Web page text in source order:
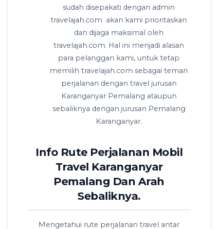
sudah disepakati dengan admin
travelajah.com akan kami prioritaskan
dan dijaga maksimal oleh
travelajah.com. Hal ini menjadi alasan
para pelanggan kami, untuk tetap
memilih travelajah.com sebagai teman
perjalanan dengan travel jurusan
Karanganyar Pemalang ataupun
sebaliknya dengan jurusan Pemalang
Karanganyar.
Info Rute Perjalanan Mobil
Travel Karanganyar
Pemalang Dan Arah
Sebaliknya.
Mengetahui rute perjalanan travel antar